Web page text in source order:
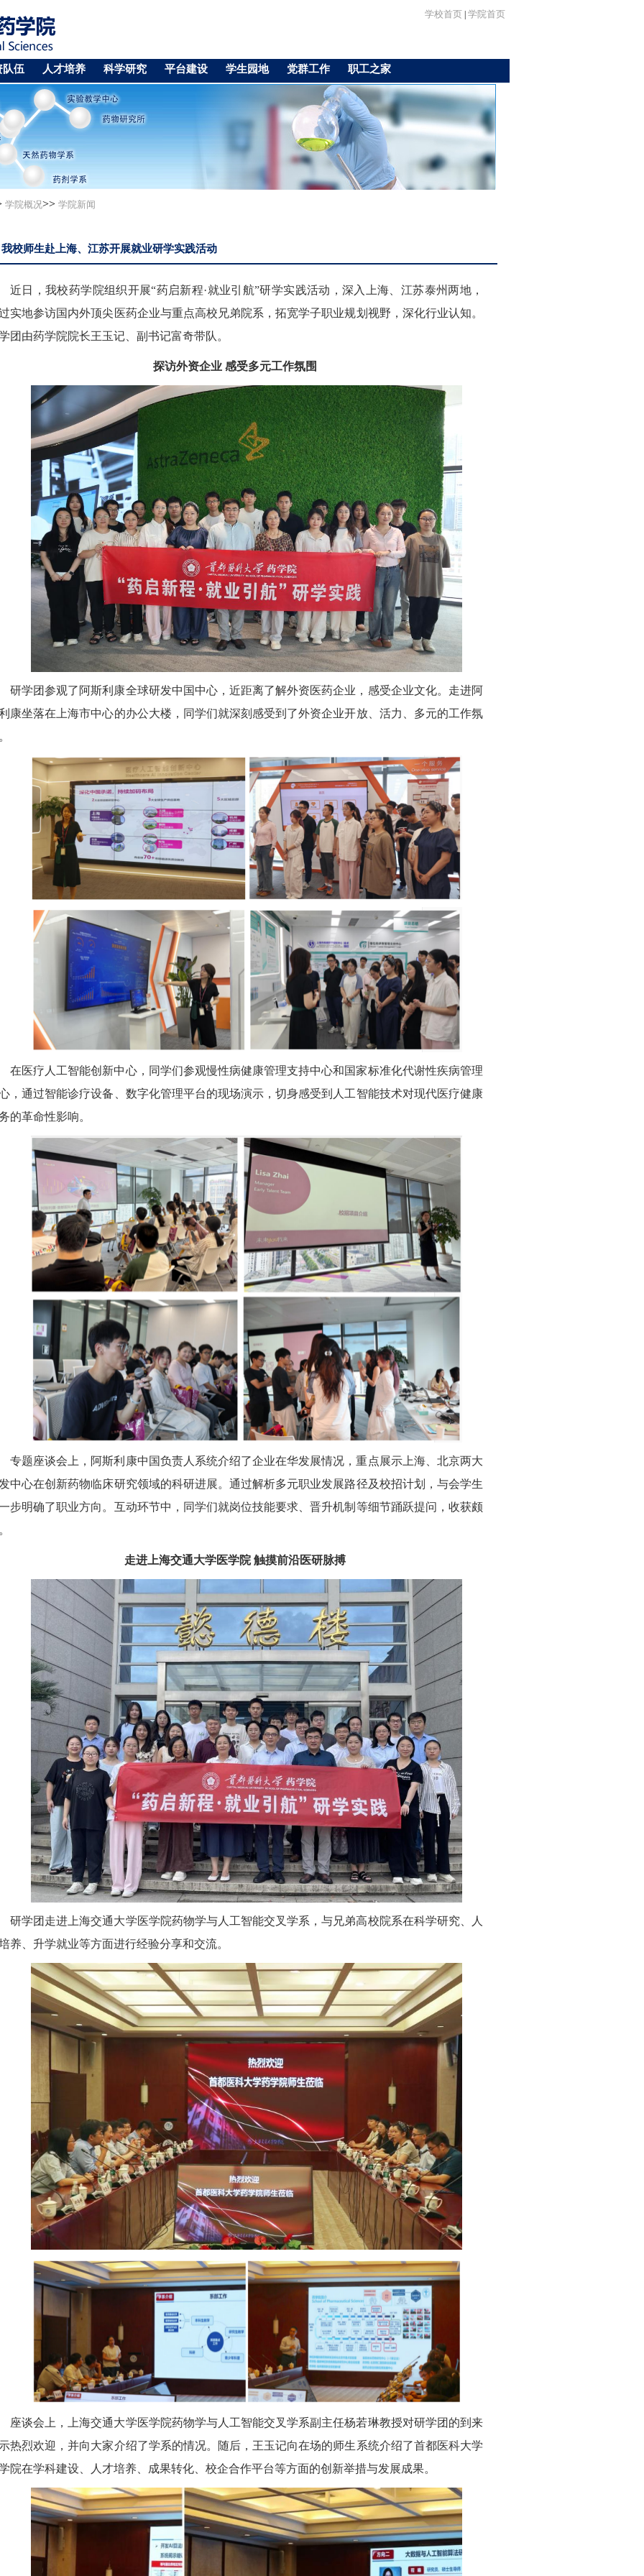
学校首页 学院首页
队伍 人才培养 科学研究 平台建设 学生园地 党群工作 职工之家
学院概况>> 学院新闻
我校师生赴上海、江苏开展就业研学实践活动
近日，我校药学院组织开展“药启新程·就业引航”研学实践活动，深入上海、江苏泰州两地，
实地参访国内外顶尖医药企业与重点高校兄弟院系，拓宽学子职业规划视野，深化行业认知。
团由药学院院长王玉记、副书记富奇带队。
探访外资企业 感受多元工作氛围
研学团参观了阿斯利康全球研发中国中心，近距离了解外资医药企业，感受企业文化。走进阿
康坐落在上海市中心的办公大楼，同学们就深刻感受到了外资企业开放、活力、多元的工作氛
在医疗人工智能创新中心，同学们参观慢性病健康管理支持中心和国家标准化代谢性疾病管理
，通过智能诊疗设备、数字化管理平台的现场演示，切身感受到人工智能技术对现代医疗健康
的革命性影响。
专题座谈会上，阿斯利康中国负责人系统介绍了企业在华发展情况，重点展示上海、北京两大
中心在创新药物临床研究领域的科研进展。通过解析多元职业发展路径及校招计划，与会学生
步明确了职业方向。互动环节中，同学们就岗位技能要求、晋升机制等细节踊跃提问，收获颇
走进上海交通大学医学院 触摸前沿医研脉搏
研学团走进上海交通大学医学院药物学与人工智能交叉学系，与兄弟高校院系在科学研究、人
养、升学就业等方面进行经验分享和交流。
座谈会上，上海交通大学医学院药物学与人工智能交叉学系副主任杨若琳教授对研学团的到来
热烈欢迎，并向大家介绍了学系的情况。随后，王玉记向在场的师生系统介绍了首都医科大学
院在学科建设、人才培养、成果转化、校企合作平台等方面的创新举措与发展成果。